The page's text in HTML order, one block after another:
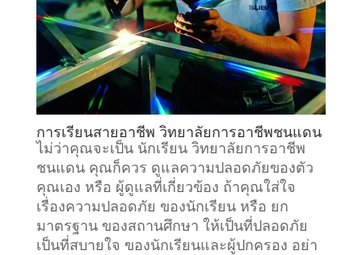
การเรียนสายอาชีพ วิทยาลัยการอาชีพชนแดน
ไม่ว่าคุณจะเป็น นักเรียน วิทยาลัยการอาชีพ
ชนแดน คุณก็ควร ดูแลความปลอดภัยของตัว
คุณเอง หรือ ผู้ดูแลที่เกี่ยวข้อง ถ้าคุณใส่ใจ
เรื่องความปลอดภัย ของนักเรียน หรือ ยก
มาตรฐาน ของสถานศึกษา ให้เป็นที่ปลอดภัย
เป็นที่สบายใจ ของนักเรียนและผู้ปกครอง อย่า